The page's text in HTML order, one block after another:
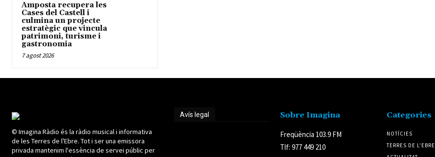
Amposta recupera les
Cases del Castell i
culmina un projecte
estratègic que vincula
patrimoni, turisme i
gastronomia
7 agost 2026
© Imagina Ràdio és la ràdio musical i informativa
de les Terres de l'Ebre. Tot i ser una emissora
privada mantenim l'essència de servei públic per
Avís legal Sobre Imagina
Freqüència 103.9 FM
Tlf: 977 449 210
Categories
NOTÍCIES
TERRES DE L'EBRE